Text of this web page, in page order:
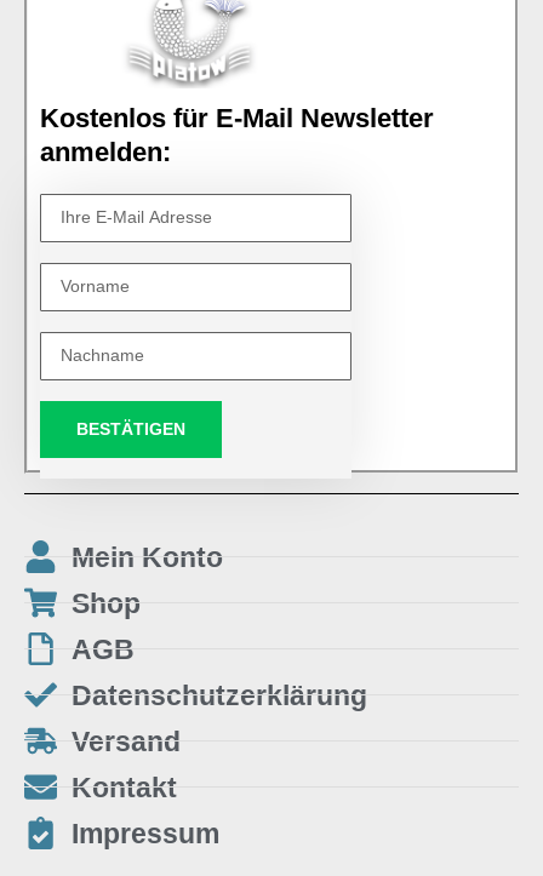
Kostenlos für E-Mail Newsletter
anmelden:
BESTÄTIGEN
Mein Konto
Shop
AGB
Datenschutzerklärung
Versand
Kontakt
Impressum